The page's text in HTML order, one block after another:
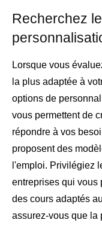
Recherchez
Lorsque vous
la plus adaptée à
options de
vous permettent de
répondre à vos
proposent des
l'emploi. Privilégiez
entreprises qui vous
des cours adaptés
assurez-vous que la